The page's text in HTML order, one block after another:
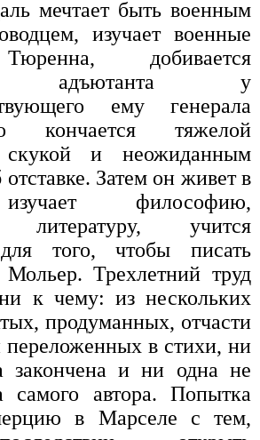
мечтает быть военным
изучает военные
добивается
адъютанта у
ему генерала
тяжелой
скукой и неожиданным
Затем он живет в
философию,
литературу, учится
того, чтобы писать
Трехлетний труд
к чему: из нескольких
продуманных, отчасти
в стихи, ни
закончена и ни одна не
самого автора. Попытка
в Марселе с тем,